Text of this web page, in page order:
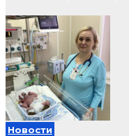
Новости